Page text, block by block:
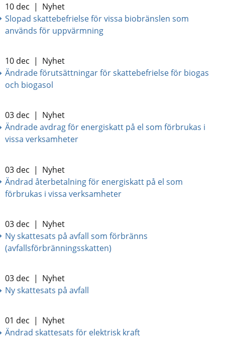
10 dec | Nyhet
Slopad skattebefrielse för vissa biobränslen som
används för uppvärmning
10 dec | Nyhet
Ändrade förutsättningar för skattebefrielse för biogas
och biogasol
03 dec | Nyhet
Ändrade avdrag för energiskatt på el som förbrukas i
vissa verksamheter
03 dec | Nyhet
Ändrad återbetalning för energiskatt på el som
förbrukas i vissa verksamheter
03 dec | Nyhet
Ny skattesats på avfall som förbränns
(avfallsförbränningsskatten)
03 dec | Nyhet
Ny skattesats på avfall
01 dec | Nyhet
Ändrad skattesats för elektrisk kraft